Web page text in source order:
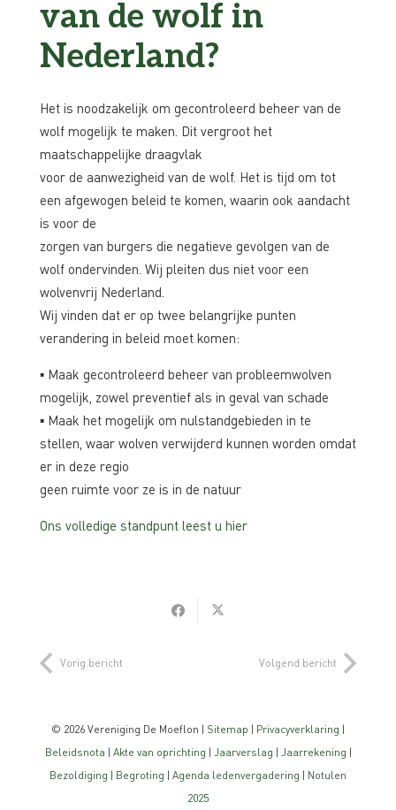
van de wolf in
Nederland?
Het is noodzakelijk om gecontroleerd beheer van de
wolf mogelijk te maken. Dit vergroot het
maatschappelijke draagvlak
voor de aanwezigheid van de wolf. Het is tijd om tot
een afgewogen beleid te komen, waarin ook aandacht
is voor de
zorgen van burgers die negatieve gevolgen van de
wolf ondervinden. Wij pleiten dus niet voor een
wolvenvrij Nederland.
Wij vinden dat er op twee belangrijke punten
verandering in beleid moet komen:
▪ Maak gecontroleerd beheer van probleemwolven
mogelijk, zowel preventief als in geval van schade
▪ Maak het mogelijk om nulstandgebieden in te
stellen, waar wolven verwijderd kunnen worden omdat
er in deze regio
geen ruimte voor ze is in de natuur
Ons volledige standpunt leest u hier
Vorig bericht Volgend bericht
© 2026 Vereniging De Moeflon | Sitemap | Privacyverklaring |
Beleidsnota | Akte van oprichting | Jaarverslag | Jaarrekening |
Bezoldiging | Begroting | Agenda ledenvergadering | Notulen
2025